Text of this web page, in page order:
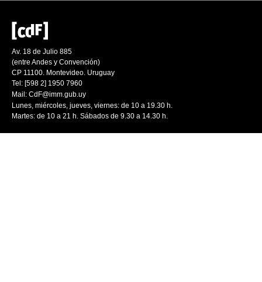
Av. 18 de Julio 885
(entre Andes y Convención)
CP 11100. Montevideo. Uruguay
Tel: [598 2] 1950 7960
Mail: CdF@imm.gub.uy
Lunes, miércoles, jueves, viernes: de 10 a 19.30 h.
Martes: de 10 a 21 h. Sábados de 9.30 a 14.30 h.